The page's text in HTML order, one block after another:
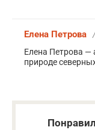
Елена Петрова
Елена Петрова —
природе